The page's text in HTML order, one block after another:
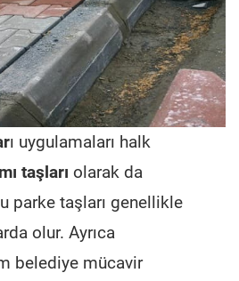
ı uygulamaları halk
taşları olarak da
parke taşları genellikle
olur. Ayrıca
belediye mücavir